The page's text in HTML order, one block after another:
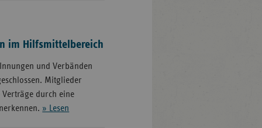
im Hilfsmittelbereich
und Verbänden
Mitglieder
durch eine
» Lesen